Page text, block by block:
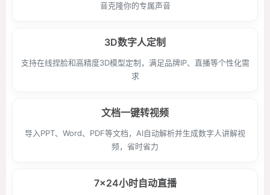
音克隆你的专属声音
3D数字人定制
支持在线捏脸和高精度3D模型定制，满足品牌IP、直播等个性化需
求
文档一键转视频
导入PPT、Word、PDF等文档，AI自动解析并生成数字人讲解视
频，省时省力
7x24小时自动直播